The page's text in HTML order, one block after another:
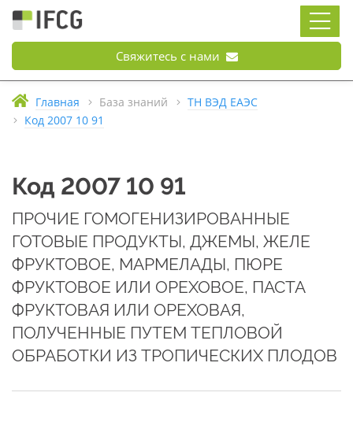
Свяжитесь с нами
Главная База знаний
ТН ВЭД ЕАЭС
Код 2007 10 91
Код 2007 10 91
ПРОЧИЕ ГОМОГЕНИЗИРОВАННЫЕ
ГОТОВЫЕ ПРОДУКТЫ, ДЖЕМЫ, ЖЕЛЕ
ФРУКТОВОЕ, МАРМЕЛАДЫ, ПЮРЕ
ФРУКТОВОЕ ИЛИ ОРЕХОВОЕ, ПАСТА
ФРУКТОВАЯ ИЛИ ОРЕХОВАЯ,
ПОЛУЧЕННЫЕ ПУТЕМ ТЕПЛОВОЙ
ОБРАБОТКИ ИЗ ТРОПИЧЕСКИХ ПЛОДОВ